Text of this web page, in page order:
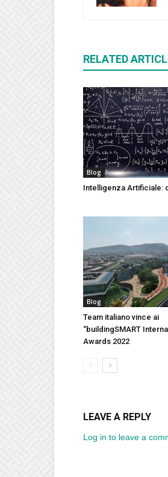
RELATED
Blog
Intelligenza Artificiale:
Blog
Team italiano vince ai
“buildingSMART
Awards 2022
LEAVE A REPLY
Log in to leave a